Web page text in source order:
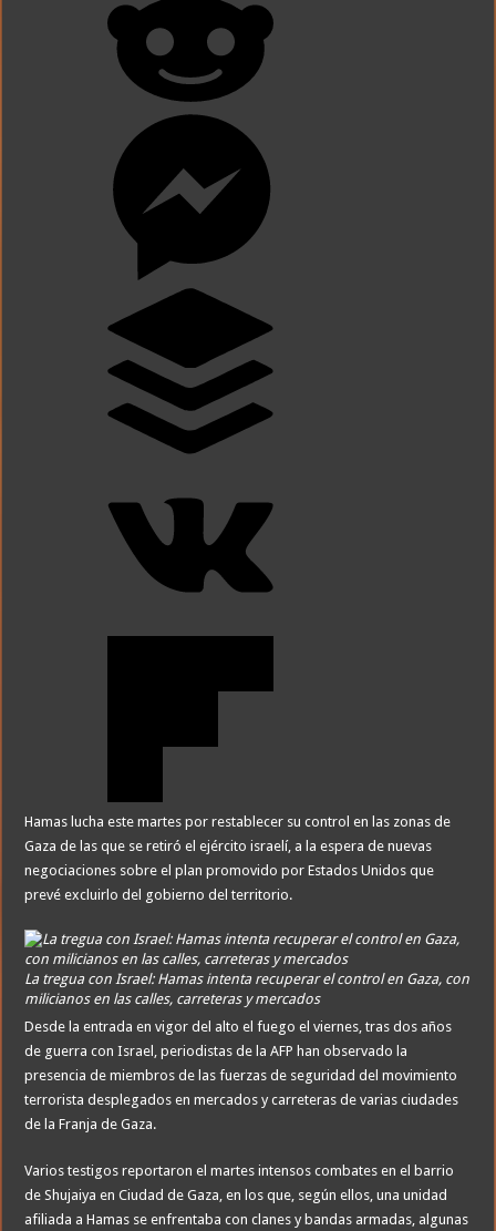
Hamas lucha este martes por restablecer su control en las zonas de
Gaza de las que se retiró el ejército israelí, a la espera de nuevas
negociaciones sobre el plan promovido por Estados Unidos que
prevé excluirlo del gobierno del territorio.
La tregua con Israel: Hamas intenta recuperar el control en Gaza, con
milicianos en las calles, carreteras y mercados
Desde la entrada en vigor del alto el fuego el viernes, tras dos años
de guerra con Israel, periodistas de la AFP han observado la
presencia de miembros de las fuerzas de seguridad del movimiento
terrorista desplegados en mercados y carreteras de varias ciudades
de la Franja de Gaza.
Varios testigos reportaron el martes intensos combates en el barrio
de Shujaiya en Ciudad de Gaza, en los que, según ellos, una unidad
afiliada a Hamas se enfrentaba con clanes y bandas armadas, algunas